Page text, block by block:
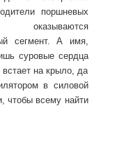
поршневых
сегмент. А имя,
суровые сердца
на крыло, да
в силовой
чтобы всему найти